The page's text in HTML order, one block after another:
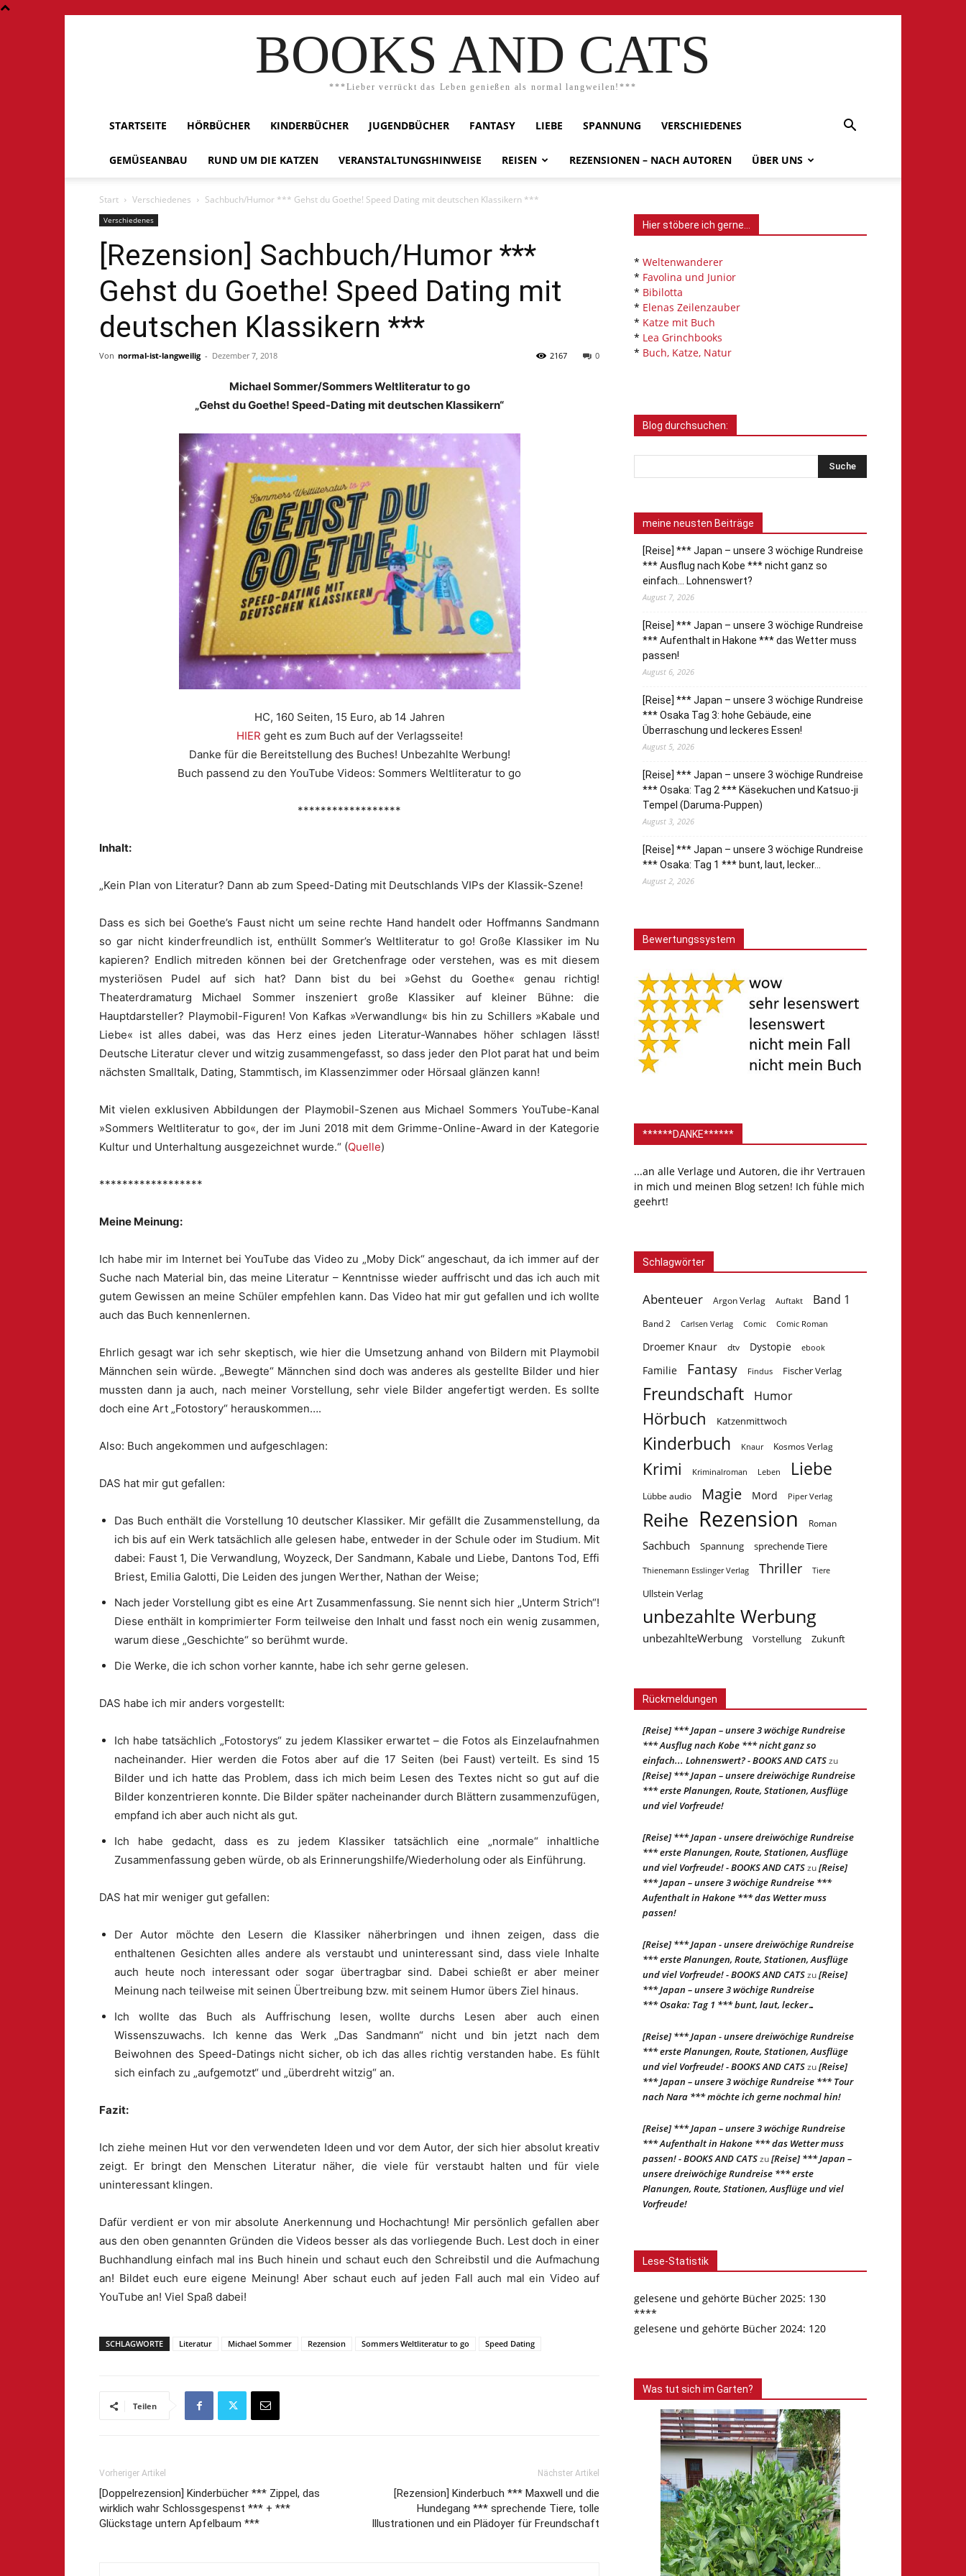
BOOKS AND CATS
***Lieber verrückt das Leben genießen als normal langweilen!***
STARTSEITE HÖRBÜCHER KINDERBÜCHER JUGENDBÜCHER FANTASY LIEBE SPANNUNG VERSCHIEDENES
GEMÜSEANBAU RUND UM DIE KATZEN VERANSTALTUNGSHINWEISE REISEN REZENSIONEN – NACH AUTOREN ÜBER UNS
Start Verschiedenes Sachbuch/Humor *** Gehst du Goethe! Speed Dating mit deutschen Klassikern ***
Verschiedenes
[Rezension] Sachbuch/Humor ***
Gehst du Goethe! Speed Dating mit
deutschen Klassikern ***
Von normal-ist-langweilig - Dezember 7, 2018 0
2167
Michael Sommer/Sommers Weltliteratur to go
„Gehst du Goethe! Speed-Dating mit deutschen Klassikern“
HC, 160 Seiten, 15 Euro, ab 14 Jahren
HIER geht es zum Buch auf der Verlagsseite!
Danke für die Bereitstellung des Buches! Unbezahlte Werbung!
Buch passend zu den YouTube Videos: Sommers Weltliteratur to go
******************
Inhalt:
„Kein Plan von Literatur? Dann ab zum Speed-Dating mit Deutschlands VIPs der Klassik-Szene!
Dass es sich bei Goethe’s Faust nicht um seine rechte Hand handelt oder Hoffmanns Sandmann
so gar nicht kinderfreundlich ist, enthüllt Sommer’s Weltliteratur to go! Große Klassiker im Nu
kapieren? Endlich mitreden können bei der Gretchenfrage oder verstehen, was es mit diesem
mysteriösen Pudel auf sich hat? Dann bist du bei »Gehst du Goethe« genau richtig!
Theaterdramaturg Michael Sommer inszeniert große Klassiker auf kleiner Bühne: die
Hauptdarsteller? Playmobil-Figuren! Von Kafkas »Verwandlung« bis hin zu Schillers »Kabale und
Liebe« ist alles dabei, was das Herz eines jeden Literatur-Wannabes höher schlagen lässt!
Deutsche Literatur clever und witzig zusammengefasst, so dass jeder den Plot parat hat und beim
nächsten Smalltalk, Dating, Stammtisch, im Klassenzimmer oder Hörsaal glänzen kann!
Mit vielen exklusiven Abbildungen der Playmobil-Szenen aus Michael Sommers YouTube-Kanal
»Sommers Weltliteratur to go«, der im Juni 2018 mit dem Grimme-Online-Award in der Kategorie
Kultur und Unterhaltung ausgezeichnet wurde.“ (Quelle)
******************
Meine Meinung:
Ich habe mir im Internet bei YouTube das Video zu „Moby Dick“ angeschaut, da ich immer auf der
Suche nach Material bin, das meine Literatur – Kenntnisse wieder auffrischt und das ich auch mit
gutem Gewissen an meine Schüler empfehlen kann. Das Video hat mir gut gefallen und ich wollte
auch das Buch kennenlernen.
Ehrlich gesagt war ich sehr skeptisch, wie hier die Umsetzung anhand von Bildern mit Playmobil
Männchen sein würde. „Bewegte“ Männchen sind doch was anderes als gestellte Bilder und hier
mussten dann ja auch, nach meiner Vorstellung, sehr viele Bilder angefertigt werden. Es sollte
doch eine Art „Fotostory“ herauskommen….
Also: Buch angekommen und aufgeschlagen:
DAS hat mir gut gefallen:
Das Buch enthält die Vorstellung 10 deutscher Klassiker. Mir gefällt die Zusammenstellung, da
ich bis auf ein Werk tatsächlich alle gelesen habe, entweder in der Schule oder im Studium. Mit
dabei: Faust 1, Die Verwandlung, Woyzeck, Der Sandmann, Kabale und Liebe, Dantons Tod, Effi
Briest, Emilia Galotti, Die Leiden des jungen Werther, Nathan der Weise;
Nach jeder Vorstellung gibt es eine Art Zusammenfassung. Sie nennt sich hier „Unterm Strich“!
Diese enthält in komprimierter Form teilweise den Inhalt und fasst noch ein wenig zusammen,
warum diese „Geschichte“ so berühmt wurde.
Die Werke, die ich schon vorher kannte, habe ich sehr gerne gelesen.
DAS habe ich mir anders vorgestellt:
Ich habe tatsächlich „Fotostorys“ zu jedem Klassiker erwartet – die Fotos als Einzelaufnahmen
nacheinander. Hier werden die Fotos aber auf die 17 Seiten (bei Faust) verteilt. Es sind 15
Bilder und ich hatte das Problem, dass ich mich beim Lesen des Textes nicht so gut auf die
Bilder konzentrieren konnte. Die Bilder später nacheinander durch Blättern zusammenzufügen,
empfand ich aber auch nicht als gut.
Ich habe gedacht, dass es zu jedem Klassiker tatsächlich eine „normale“ inhaltliche
Zusammenfassung geben würde, ob als Erinnerungshilfe/Wiederholung oder als Einführung.
DAS hat mir weniger gut gefallen:
Der Autor möchte den Lesern die Klassiker näherbringen und ihnen zeigen, dass die
enthaltenen Gesichten alles andere als verstaubt und uninteressant sind, dass viele Inhalte
auch heute noch interessant oder sogar übertragbar sind. Dabei schießt er aber meiner
Meinung nach teilweise mit seinen Übertreibung bzw. mit seinem Humor übers Ziel hinaus.
Ich wollte das Buch als Auffrischung lesen, wollte durchs Lesen aber auch einen
Wissenszuwachs. Ich kenne das Werk „Das Sandmann“ nicht und bin jetzt nach dem
Beiwohnen des Speed-Datings nicht sicher, ob ich das alles richtig verstanden habe. Es fühlt
sich einfach zu „aufgemotzt“ und „überdreht witzig“ an.
Fazit:
Ich ziehe meinen Hut vor den verwendeten Ideen und vor dem Autor, der sich hier absolut kreativ
zeigt. Er bringt den Menschen Literatur näher, die viele für verstaubt halten und für viele
uninteressant klingen.
Dafür verdient er von mir absolute Anerkennung und Hochachtung! Mir persönlich gefallen aber
aus den oben genannten Gründen die Videos besser als das vorliegende Buch. Lest doch in einer
Buchhandlung einfach mal ins Buch hinein und schaut euch den Schreibstil und die Aufmachung
an! Bildet euch eure eigene Meinung! Aber schaut euch auf jeden Fall auch mal ein Video auf
YouTube an! Viel Spaß dabei!
SCHLAGWORTE Literatur Michael Sommer Rezension Sommers Weltliteratur to go Speed Dating
Teilen
Vorheriger Artikel
[Doppelrezension] Kinderbücher *** Zippel, das
wirklich wahr Schlossgespenst *** + ***
Glückstage untern Apfelbaum ***
Nächster Artikel
[Rezension] Kinderbuch *** Maxwell und die
Hundegang *** sprechende Tiere, tolle
Illustrationen und ein Plädoyer für Freundschaft
Hier stöbere ich gerne…
* Weltenwanderer
* Favolina und Junior
* Bibilotta
* Elenas Zeilenzauber
* Katze mit Buch
* Lea Grinchbooks
* Buch, Katze, Natur
Blog durchsuchen:
meine neusten Beiträge
[Reise] *** Japan – unsere 3 wöchige Rundreise
*** Ausflug nach Kobe *** nicht ganz so
einfach… Lohnenswert?
August 7, 2026
[Reise] *** Japan – unsere 3 wöchige Rundreise
*** Aufenthalt in Hakone *** das Wetter muss
passen!
August 6, 2026
[Reise] *** Japan – unsere 3 wöchige Rundreise
*** Osaka Tag 3: hohe Gebäude, eine
Überraschung und leckeres Essen!
August 5, 2026
[Reise] *** Japan – unsere 3 wöchige Rundreise
*** Osaka: Tag 2 *** Käsekuchen und Katsuo-ji
Tempel (Daruma-Puppen)
August 3, 2026
[Reise] *** Japan – unsere 3 wöchige Rundreise
*** Osaka: Tag 1 *** bunt, laut, lecker…
August 2, 2026
Bewertungssystem
******DANKE******
...an alle Verlage und Autoren, die ihr Vertrauen
in mich und meinen Blog setzen! Ich fühle mich
geehrt!
Schlagwörter
Abenteuer Argon Verlag Auftakt Band 1
Band 2 Carlsen Verlag Comic Comic Roman
Droemer Knaur dtv Dystopie ebook
Familie Fantasy Findus Fischer Verlag
Freundschaft Humor
Hörbuch Katzenmittwoch
Kinderbuch Knaur Kosmos Verlag
Krimi Kriminalroman Leben Liebe
Lübbe audio Magie Mord Piper Verlag
Reihe Rezension Roman
Sachbuch Spannung sprechende Tiere
Thienemann Esslinger Verlag Thriller Tiere
Ullstein Verlag
unbezahlte Werbung
unbezahlteWerbung Vorstellung Zukunft
Rückmeldungen
[Reise] *** Japan – unsere 3 wöchige Rundreise
*** Ausflug nach Kobe *** nicht ganz so
einfach... Lohnenswert? - BOOKS AND CATSzu
[Reise] *** Japan – unsere dreiwöchige Rundreise
*** erste Planungen, Route, Stationen, Ausflüge
und viel Vorfreude!
[Reise] *** Japan - unsere dreiwöchige Rundreise
*** erste Planungen, Route, Stationen, Ausflüge
und viel Vorfreude! - BOOKS AND CATSzu[Reise]
*** Japan – unsere 3 wöchige Rundreise ***
Aufenthalt in Hakone *** das Wetter muss
passen!
[Reise] *** Japan - unsere dreiwöchige Rundreise
*** erste Planungen, Route, Stationen, Ausflüge
und viel Vorfreude! - BOOKS AND CATSzu[Reise]
*** Japan – unsere 3 wöchige Rundreise
*** Osaka: Tag 1 *** bunt, laut, lecker…
[Reise] *** Japan - unsere dreiwöchige Rundreise
*** erste Planungen, Route, Stationen, Ausflüge
und viel Vorfreude! - BOOKS AND CATSzu[Reise]
*** Japan – unsere 3 wöchige Rundreise *** Tour
nach Nara *** möchte ich gerne nochmal hin!
[Reise] *** Japan – unsere 3 wöchige Rundreise
*** Aufenthalt in Hakone *** das Wetter muss
passen! - BOOKS AND CATSzu[Reise] *** Japan –
unsere dreiwöchige Rundreise *** erste
Planungen, Route, Stationen, Ausflüge und viel
Vorfreude!
Lese-Statistik
gelesene und gehörte Bücher 2025: 130
****
gelesene und gehörte Bücher 2024: 120
Was tut sich im Garten?